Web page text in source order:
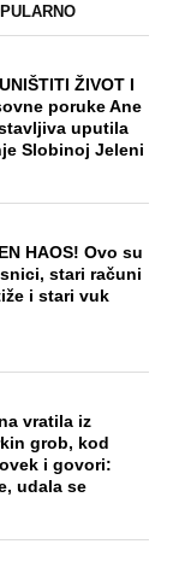
ŽIVOT I
poruke Ane
uputila
Slobinoj Jeleni
HAOS! Ovo su
stari računi
i stari vuk
vratila iz
grob, kod
i govori:
udala se